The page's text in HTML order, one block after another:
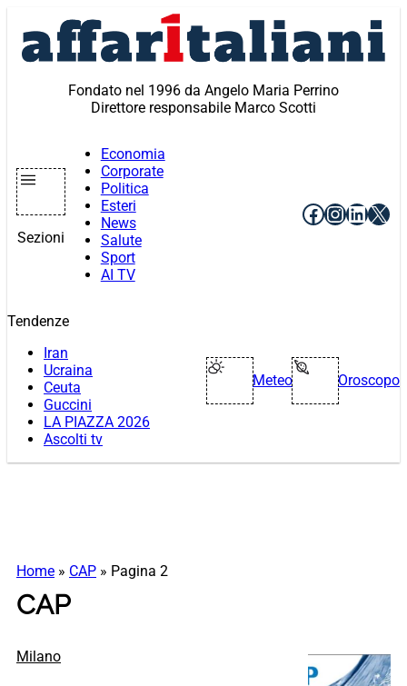
contenuto
Fondato nel 1996 da Angelo Maria Perrino
Direttore responsabile Marco Scotti
Sezioni
Economia
Corporate
Politica
Esteri
News
Salute
Sport
AI TV
Facebook
X
Tendenze
Iran
Ucraina
Ceuta
Guccini
LA PIAZZA 2026
Ascolti tv
Meteo Oroscopo
Home » CAP » Pagina 2
CAP
Milano